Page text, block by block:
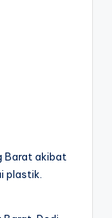
Barat akibat
plastik.